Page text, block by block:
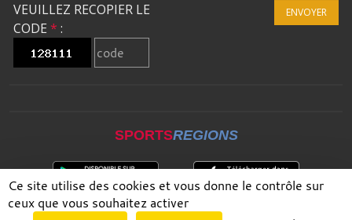
VEUILLEZ RECOPIER LE
CODE * :
ENVOYER
SPORTSREGIONS
Ce site utilise des cookies et vous donne le contrôle sur
ceux que vous souhaitez activer